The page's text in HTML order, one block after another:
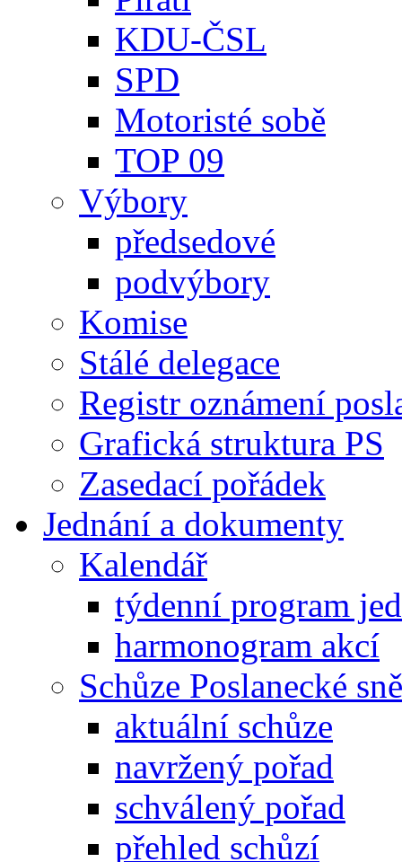
KDU-ČSL
SPD
Motoristé sobě
TOP 09
Výbory
předsedové
podvýbory
Komise
Stálé delegace
Registr oznámení
Grafická struktura PS
Zasedací pořádek
Jednání a dokumenty
Kalendář
týdenní program
harmonogram akcí
Schůze Poslanecké
aktuální schůze
navržený pořad
schválený pořad
přehled schůzí